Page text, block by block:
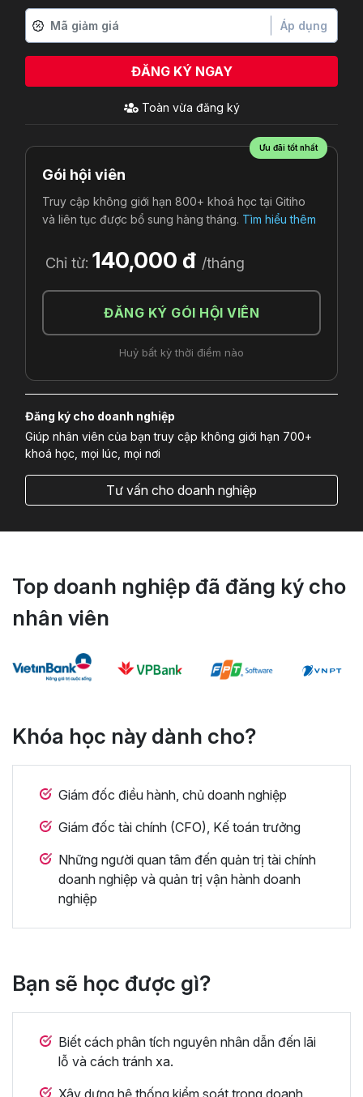
Áp dụng
ĐĂNG KÝ NGAY
Toàn vừa đăng ký
Ưu đãi tốt nhất
Gói hội viên
Truy cập không giới hạn 800+ khoá học tại Gitiho
và liên tục được bổ sung hàng tháng. Tìm hiểu thêm
Chỉ từ: 140,000 đ /tháng
ĐĂNG KÝ GÓI HỘI VIÊN
Huỷ bất kỳ thời điểm nào
Đăng ký cho doanh nghiệp
Giúp nhân viên của bạn truy cập không giới hạn 700+
khoá học, mọi lúc, mọi nơi
Tư vấn cho doanh nghiệp
Top doanh nghiệp đã đăng ký cho
nhân viên
Khóa học này dành cho?
Giám đốc điều hành, chủ doanh nghiệp
Giám đốc tài chính (CFO), Kế toán trưởng
Những người quan tâm đến quản trị tài chính
doanh nghiệp và quản trị vận hành doanh
nghiệp
Bạn sẽ học được gì?
Biết cách phân tích nguyên nhân dẫn đến lãi
lỗ và cách tránh xa.
Xây dựng hệ thống kiểm soát trong doanh